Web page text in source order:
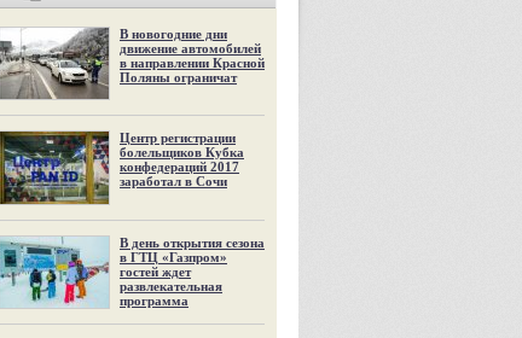
В новогодние дни
движение автомобилей
в направлении Красной
Поляны ограничат
Центр регистрации
болельщиков Кубка
конфедераций 2017
заработал в Сочи
В день открытия сезона
в ГТЦ «Газпром»
гостей ждет
развлекательная
программа